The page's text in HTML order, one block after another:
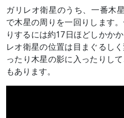
ガリレオ衛星のうち、一番木
で木星の周りを一回りします
りするには約17日ほどしかか
レオ衛星の位置は目まぐるし
ったり木星の影に入ったりし
もあります。